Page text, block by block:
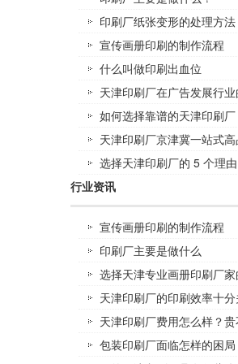
印刷厂纸张变形的处理方法
宣传画册印刷的制作流程
什么叫做印刷出血位
天津印刷厂在广告发展行
如何选择靠谱的天津印刷
天津印刷厂京津冀一站式
选择天津印刷厂的 5 个理
行业资讯
宣传画册印刷的制作流程
印刷厂主要是做什么
选择天津专业画册印刷厂
天津印刷厂的印刷效率十
天津印刷厂费用怎么样？贵
包装印刷厂面临怎样的困